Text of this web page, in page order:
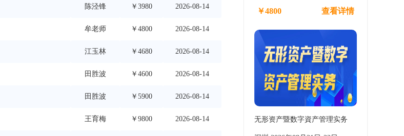
陈泾锋 ￥3980 2026-08-14
牟老师 ￥4800 2026-08-14
江玉林 ￥4680 2026-08-14
田胜波 ￥4600 2026-08-14
田胜波 ￥5900 2026-08-14
王育梅 ￥9800 2026-08-14
￥4800 查看详情
无形资产暨数字資产管理实务